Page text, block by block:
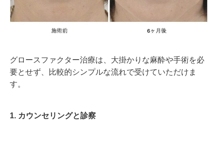
グロースファクター治療は、大掛かりな麻酔や手術を必
要とせず、比較的シンプルな流れで受けていただけま
す。
1. カウンセリングと診察